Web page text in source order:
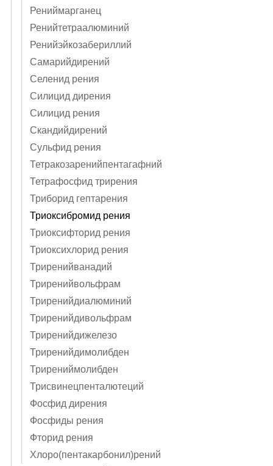
Рениймарганец
Ренийтетраалюминий
Ренийэйкозабериллий
Самарийдирений
Селенид рения
Силицид дирения
Силицид рения
Скандийдирений
Сульфид рения
Тетракозаренийпентагафний
Тетрафосфид трирения
Триборид гептарения
Триоксибромид рения
Триоксифторид рения
Триоксихлорид рения
Триренийванадий
Триренийвольфрам
Триренийдиалюминий
Триренийдивольфрам
Триренийдижелезо
Триренийдимолибден
Трирениймолибден
Трисвинецпенталютеций
Фосфид дирения
Фосфиды рения
Фторид рения
Хлоро(пентакарбонил)рений